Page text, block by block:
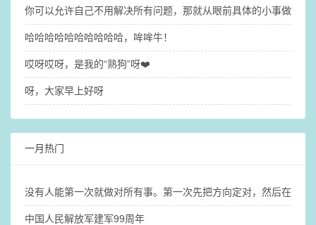
你可以允许自己不用解决所有问题，那就​从眼前具体的小事做起吧
哈哈哈哈哈哈哈哈哈哈，哞哞牛！
哎呀哎呀，是我的“熟狗”呀❤️
呀，大家早上好呀
一月热门
没有人能第一次就做对所有事。第一次先把方向定对，然后在这个
中国人民解放军建军99周年